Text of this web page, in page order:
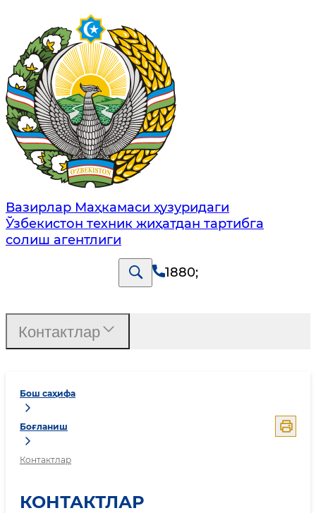
Вазирлар Маҳкамаси ҳузуридаги
Ўзбекистон техник жиҳатдан тартибга
солиш агентлиги
1880;
Бош саҳифа
Боғланиш
Контактлар
КОНТАКТЛАР
Контактлар